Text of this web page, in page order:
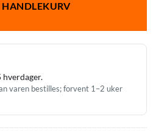
HANDLEKURV
hverdager.
varen bestilles; forvent 1–2 uker